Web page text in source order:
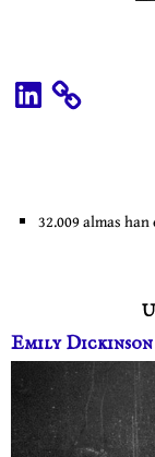
LinkedIn
32.009 almas han
Emily Dickinson